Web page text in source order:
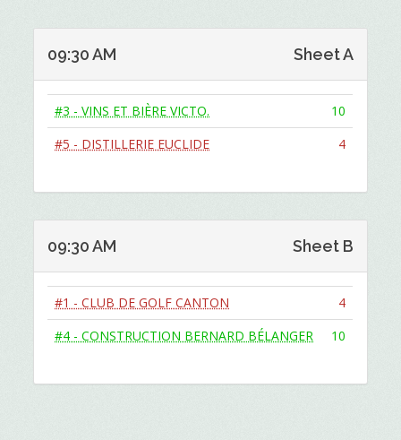
09:30 AM Sheet A
#3 - VINS ET BIÈRE VICTO.
10
#5 - DISTILLERIE EUCLIDE
4
09:30 AM Sheet B
#1 - CLUB DE GOLF CANTON
4
#4 - CONSTRUCTION BERNARD BÉLANGER
10